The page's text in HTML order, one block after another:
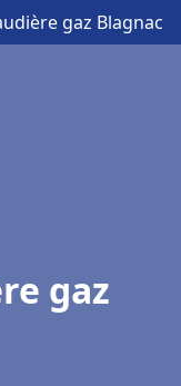
gaz Blagnac
gaz